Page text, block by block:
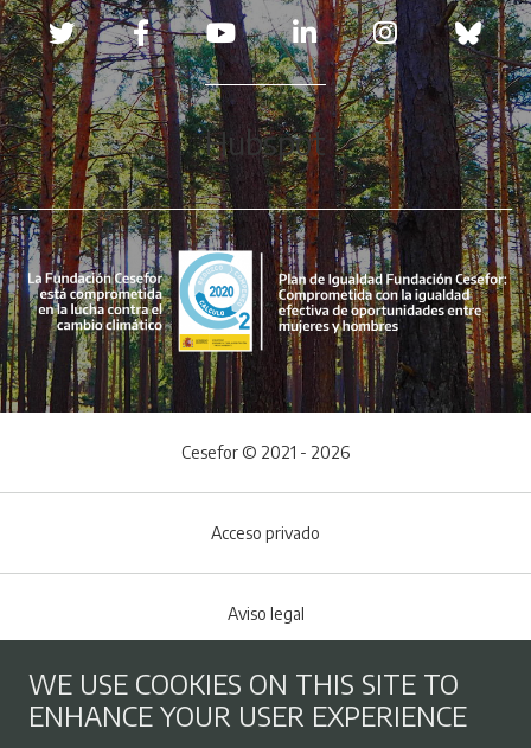
Redes sociales
Hubspot
Cesefor © 2021 - 2026
Acceso privado
Aviso legal
Cookies policy
WE USE COOKIES ON THIS SITE TO
ENHANCE YOUR USER EXPERIENCE